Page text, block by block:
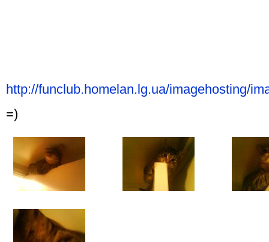
http://funclub.homelan.lg.ua/imagehosting/
=)